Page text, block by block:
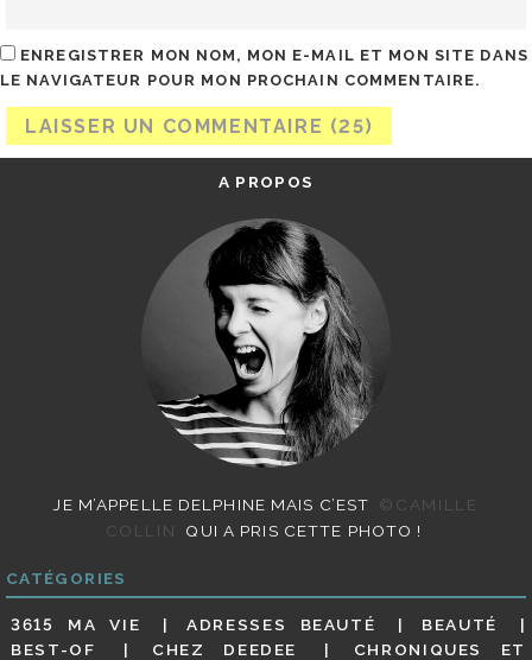
ENREGISTRER MON NOM, MON E-MAIL ET MON SITE DANS
LE NAVIGATEUR POUR MON PROCHAIN COMMENTAIRE.
A PROPOS
JE M’APPELLE DELPHINE MAIS C’EST
©CAMILLE
COLLIN
QUI A PRIS CETTE PHOTO !
CATÉGORIES
3615 MA VIE ADRESSES BEAUTÉ
BEAUTÉ
BEST-OF
CHEZ DEEDEE CHRONIQUES ET